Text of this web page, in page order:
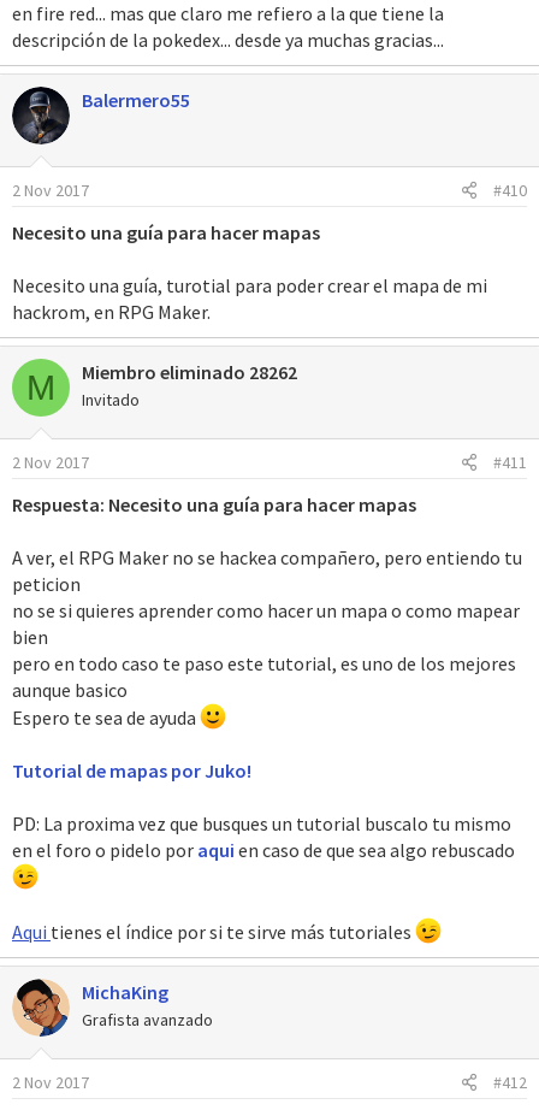
en fire red... mas que claro me refiero a la que tiene la
descripción de la pokedex... desde ya muchas gracias...
Balermero55
2 Nov 2017 #410
Necesito una guía para hacer mapas
Necesito una guía, turotial para poder crear el mapa de mi
hackrom, en RPG Maker.
M Miembro eliminado 28262
Invitado
2 Nov 2017 #411
Respuesta: Necesito una guía para hacer mapas
A ver, el RPG Maker no se hackea compañero, pero entiendo tu
peticion
no se si quieres aprender como hacer un mapa o como mapear
bien
pero en todo caso te paso este tutorial, es uno de los mejores
aunque basico
Espero te sea de ayuda
Tutorial de mapas por Juko!
PD: La proxima vez que busques un tutorial buscalo tu mismo
en el foro o pidelo por aqui en caso de que sea algo rebuscado
Aqui tienes el índice por si te sirve más tutoriales
MichaKing
Grafista avanzado
2 Nov 2017 #412